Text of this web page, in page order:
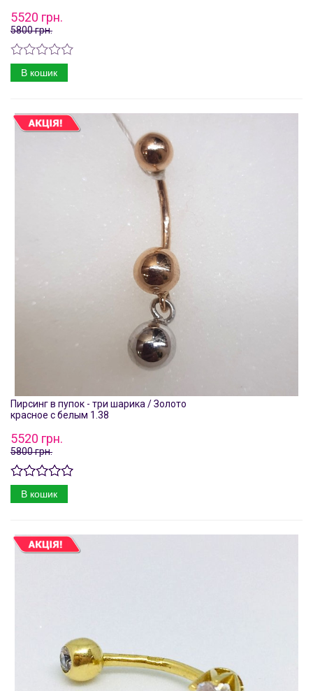
5520 грн.
5800 грн.
В кошик
Пирсинг в пупок - три шарика / Золото
красное с белым 1.38
5520 грн.
5800 грн.
В кошик